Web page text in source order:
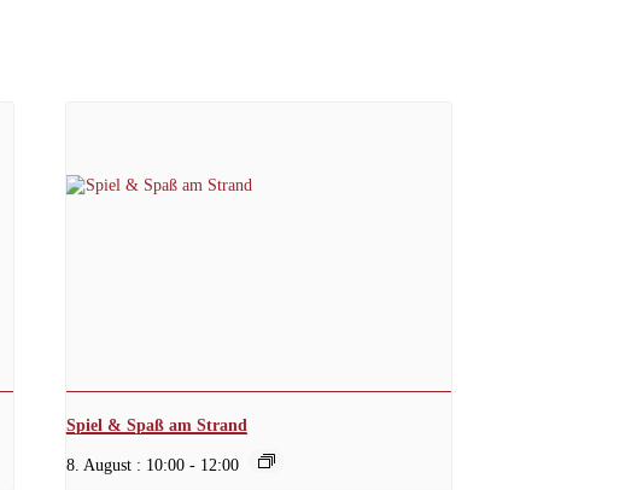
Spiel & Spaß am Strand
8. August : 10:00 - 12:00